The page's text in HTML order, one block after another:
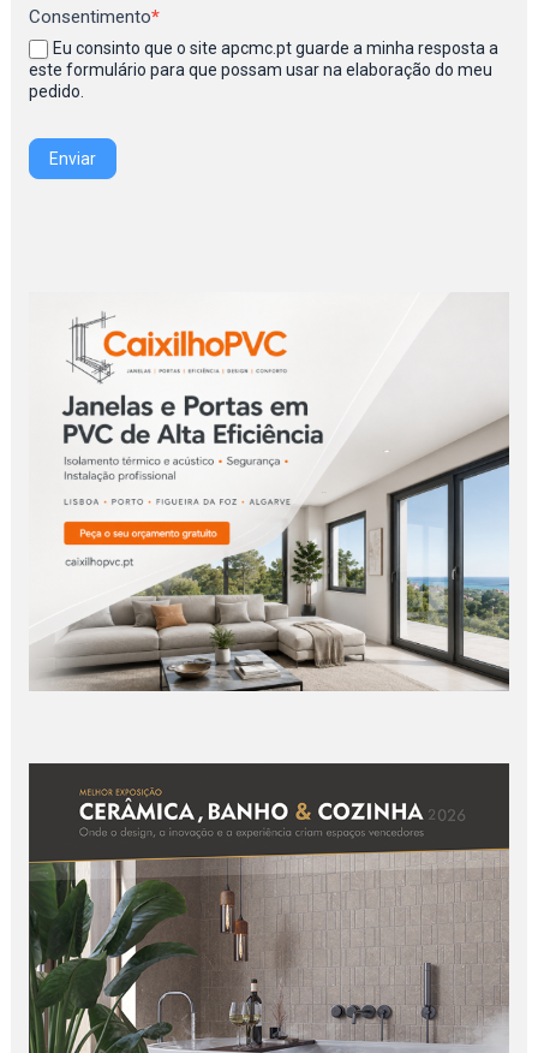
Consentimento*
Eu consinto que o site apcmc.pt guarde a minha resposta a
este formulário para que possam usar na elaboração do meu
pedido.
Enviar